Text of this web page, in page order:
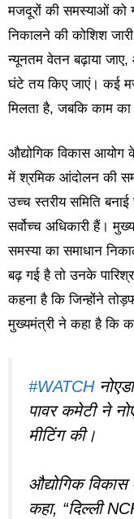
मजदूरों की समस्याओं को
निकालने की कोशिश
न्यूनतम वेतन बढ़ाया
घंटे तय किए जाएं। कई
मिलता है, जबकि काम का
औद्योगिक विकास आयोग
में श्रमिक आंदोलन की
उच्च स्तरीय समिति
सर्वोच्च अधिकारी हैं।
समस्या का समाधान
बढ़ गई है तो उनके
कहना है कि जिन्होंने
मुख्यमंत्री ने कहा है कि
#WATCH
पावर कमेटी ने
मीटिंग की।
औद्योगिक
कहा, “दिल्ली